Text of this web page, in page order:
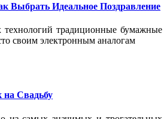
Выбрать Идеальное Поздравление
традиционные бумажные
своим электронным аналогам
Свадьбу